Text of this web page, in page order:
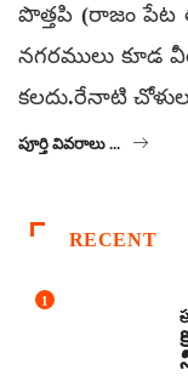
పొత్తపి (రాజం
నగరములు కూడ
కలదు.రేనాటి
పూర్తి వివరాలు ...
RECENT
1